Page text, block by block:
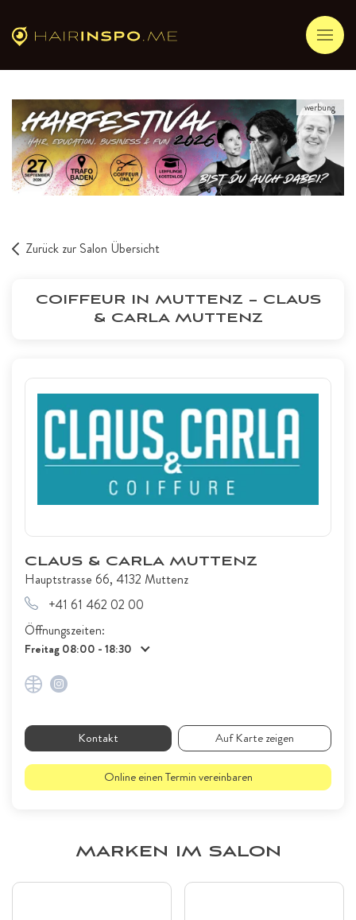
werbung
Zurück zur Salon Übersicht
COIFFEUR IN MUTTENZ – CLAUS
& CARLA MUTTENZ
CLAUS & CARLA MUTTENZ
Hauptstrasse 66, 4132 Muttenz
+41 61 462 02 00
Öffnungszeiten:
Freitag 08:00 - 18:30
Kontakt Auf Karte zeigen
Online einen Termin vereinbaren
MARKEN IM SALON